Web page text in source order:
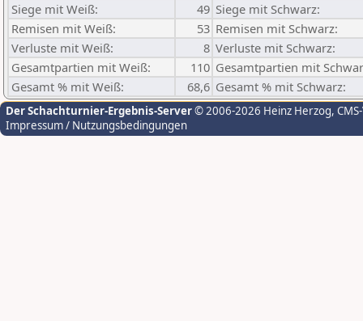
Siege mit Weiß:
49 Siege mit Schwarz:
Remisen mit Weiß:
53 Remisen mit Schwarz:
Verluste mit Weiß:
8 Verluste mit Schwarz:
Gesamtpartien mit Weiß:
110 Gesamtpartien mit
Gesamt % mit Weiß:
68,6 Gesamt % mit Schwarz:
Der Schachturnier-Ergebnis-Server© 2006-2026 Heinz Herzog,
Impressum / Nutzungsbedingungen